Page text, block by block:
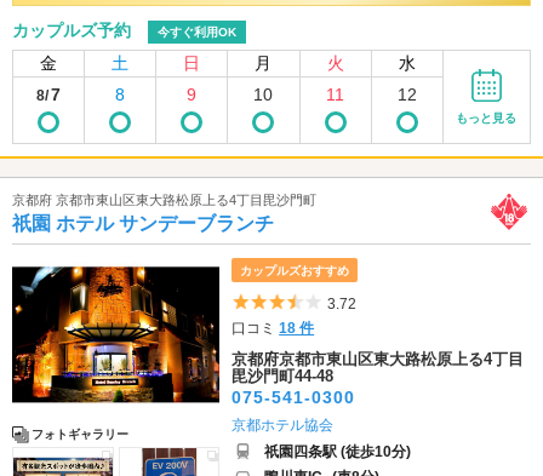
カップルズ予約 今すぐ利用OK
金 土 日 月 火 水
8/7 8 9 10 11 12
もっと見る
京都府 京都市東山区東大路松原上る4丁目毘沙門町
祇園 ホテル サンデーブランチ
フォトギャラリー
カップルズおすすめ
5つ星のうち3.5
3.72
口コミ18 件
京都府京都市東山区東大路松原上る4丁目
毘沙門町44-48
075-541-0300
京都ホテル協会
祇園四条駅 (徒歩10分)